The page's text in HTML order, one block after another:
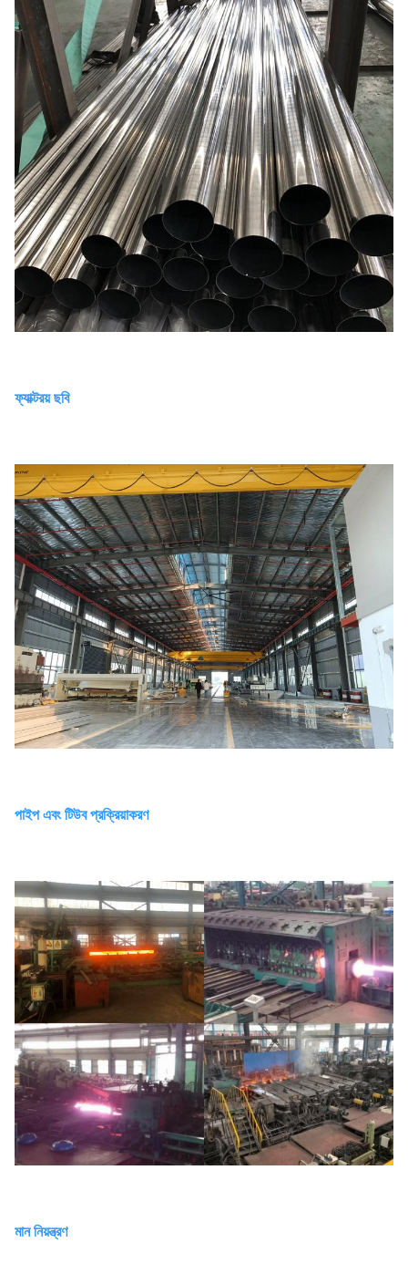
ফ্যাক্টরয় ছবি
পাইপ এবং টিউব প্রক্রিয়াকরণ
মান নিয়ন্ত্রণ